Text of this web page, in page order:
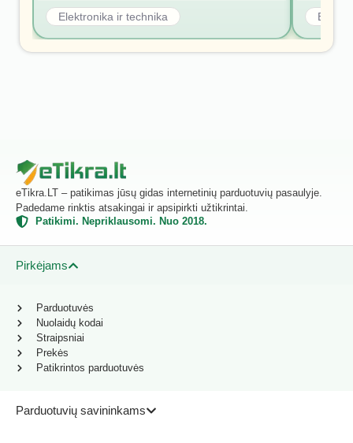
Elektronika ir technika
eTikra.LT – patikimas jūsų gidas internetinių parduotuvių pasaulyje.
Padedame rinktis atsakingai ir apsipirkti užtikrintai.
Patikimi. Nepriklausomi. Nuo 2018.
Pirkėjams
Parduotuvių savininkams
Parduotuvės
Nuolaidų kodai
Straipsniai
Prekės
Patikrintos parduotuvės